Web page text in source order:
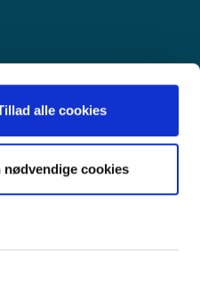
alle cookies
nødvendige cookies